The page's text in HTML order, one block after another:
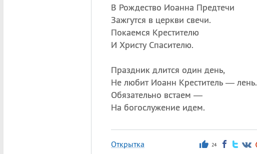
В Рождество Иоанна Предтечи
Зажгутся в церкви свечи.
Покаемся Крестителю
И Христу Спасителю.
Праздник длится один день,
Не любит Иоанн Креститель — лень.
Обязательно встаем —
На богослужение идем.
Открытка 24